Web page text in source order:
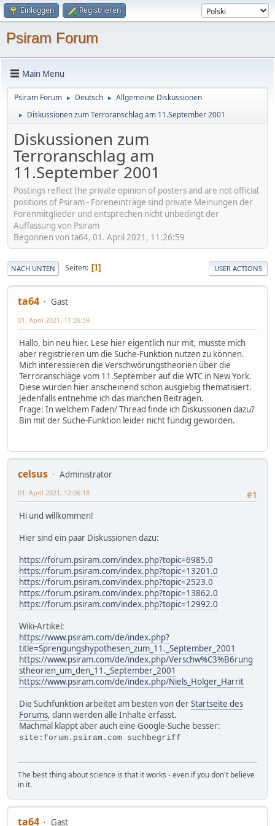
Einloggen Registrieren
Psiram Forum
Main Menu
Psiram Forum ► Deutsch ► Allgemeine Diskussionen
► Diskussionen zum Terroranschlag am 11.September 2001
Diskussionen zum
Terroranschlag am
11.September 2001
Postings reflect the private opinion of posters and are not official
positions of Psiram - Foreneinträge sind private Meinungen der
Forenmitglieder und entsprechen nicht unbedingt der
Auffassung von Psiram
Begonnen von ta64, 01. April 2021, 11:26:59
NACH UNTEN Seiten 1 USER ACTIONS
ta64 Gast
01. April 2021, 11:26:59
Hallo, bin neu hier. Lese hier eigentlich nur mit, musste mich
aber registrieren um die Suche-Funktion nutzen zu können.
Mich interessieren die Verschwörungstheorien über die
Terroranschläge vom 11.September auf die WTC in New York.
Diese wurden hier anscheinend schon ausgiebig thematisiert.
Jedenfalls entnehme ich das manchen Beiträgen.
Frage: In welchem Faden/ Thread finde ich Diskussionen dazu?
Bin mit der Suche-Funktion leider nicht fündig geworden.
celsus
Administrator
#1
01. April 2021, 12:06:18
Hi und willkommen!
Hier sind ein paar Diskussionen dazu:
https://forum.psiram.com/index.php?topic=6985.0
https://forum.psiram.com/index.php?topic=13201.0
https://forum.psiram.com/index.php?topic=2523.0
https://forum.psiram.com/index.php?topic=13862.0
https://forum.psiram.com/index.php?topic=12992.0
Wiki-Artikel:
https://www.psiram.com/de/index.php?
title=Sprengungshypothesen_zum_11._September_2001
https://www.psiram.com/de/index.php/Verschw%C3%B6rung
stheorien_um_den_11._September_2001
https://www.psiram.com/de/index.php/Niels_Holger_Harrit
Die Suchfunktion arbeitet am besten von derStartseite des
Forums, dann werden alle Inhalte erfasst.
Machmal klappt aber auch eine Google-Suche besser:
site:forum.psiram.com suchbegriff
The best thing about science is that it works - even if you don't believe
in it.
ta64 Gast